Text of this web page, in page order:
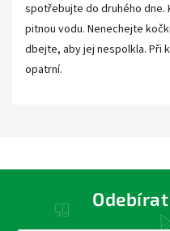
spotřebujte do druhého
pitnou vodu. Nenechejte
dbejte, aby jej nespolkla. Při
opatrní.